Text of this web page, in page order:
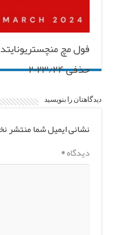
حذفی ۲۰۲۳/۲۴
دیدگاهتان را بنویسید
نشانی ایمیل شما منتشر
دیدگاه*